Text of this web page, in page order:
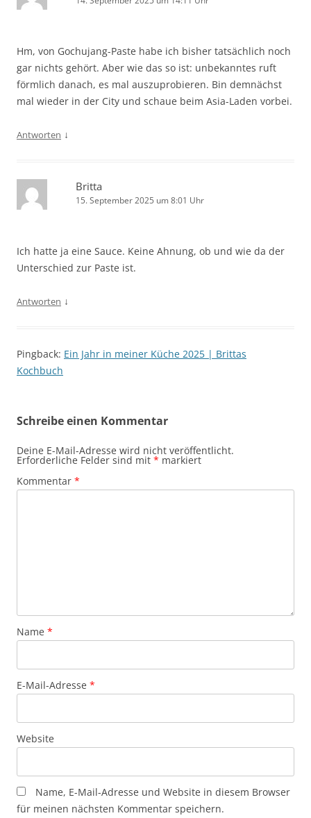
Hm, von Gochujang-Paste habe ich bisher tatsächlich noch
gar nichts gehört. Aber wie das so ist: unbekanntes ruft
förmlich danach, es mal auszuprobieren. Bin demnächst
mal wieder in der City und schaue beim Asia-Laden vorbei.
Antworten ↓
Britta
15. September 2025 um 8:01 Uhr
Ich hatte ja eine Sauce. Keine Ahnung, ob und wie da der
Unterschied zur Paste ist.
Antworten ↓
Pingback: Ein Jahr in meiner Küche 2025 | Brittas
Kochbuch
Schreibe einen Kommentar
Deine E-Mail-Adresse wird nicht veröffentlicht.
Erforderliche Felder sind mit * markiert
Kommentar *
Name *
E-Mail-Adresse *
Website
Name, E-Mail-Adresse und Website in diesem Browser
für meinen nächsten Kommentar speichern.